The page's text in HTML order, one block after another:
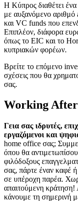
Η Κύπρος διαθέτει
με αυξανόμενο αριθμό
και VC funds που
Επιπλέον, διάφορα
όπως το EIC και το
κυπριακών φορέων.
Βρείτε το επόμενο
σχέσεις που θα
σας.
Working
Γεια σας ιδρυτές,
εργαζόμενοι και
home office σας;
όπου θα
φιλόδοξους
σας, πάρτε έναν καφέ
σε υπέροχη παρέα.
απαιτούμενη
κάνουμε τη σημερινή